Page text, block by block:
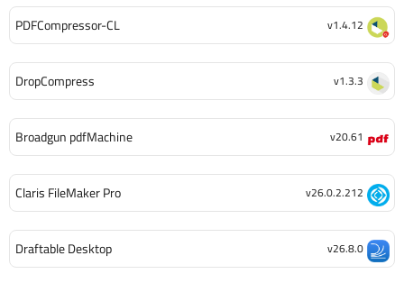
PDFCompressor-CL v1.4.12
DropCompress v1.3.3
Broadgun pdfMachine v20.61
Claris FileMaker Pro v26.0.2.212
Draftable Desktop v26.8.0